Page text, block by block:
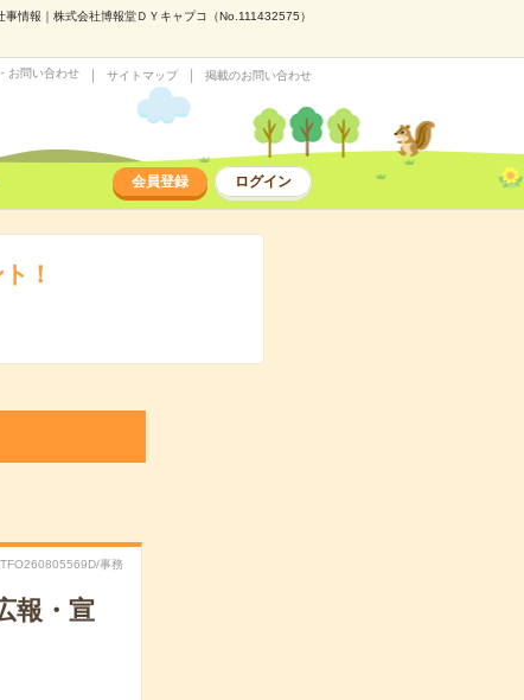
情報｜株式会社博報堂ＤＹキャプコ（No.111432575）
お問い合わせ サイトマップ 掲載のお問い合わせ
会員登録 ログイン
！
事務
報・宣